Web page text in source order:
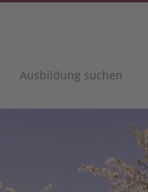
Ausbildung suchen